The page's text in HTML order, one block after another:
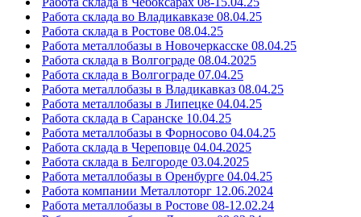
Работа склада во Владикавказе 08.04.25
Работа склада в Ростове 08.04.25
Работа металлобазы в Новочеркасске 08.04.25
Работа склада в Волгограде 08.04.2025
Работа склада в Волгограде 07.04.25
Работа металлобазы в Владикавказ 08.04.25
Работа металлобазы в Липецке 04.04.25
Работа склада в Саранске 10.04.25
Работа металлобазы в Форносово 04.04.25
Работа склада в Череповце 04.04.2025
Работа склада в Белгороде 03.04.2025
Работа металлобазы в Оренбурге 04.04.25
Работа компании Металлоторг 12.06.2024
Работа металлобазы в Ростове 08-12.02.24